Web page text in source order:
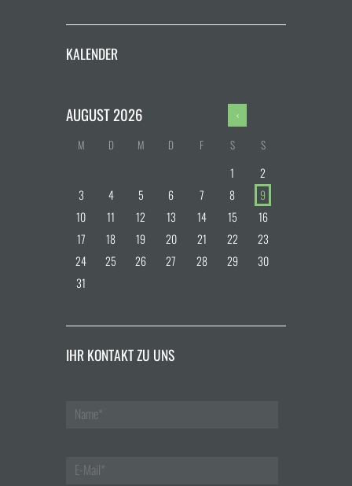
KALENDER
AUGUST2026
M D M D F S S
1
2
3
4 5 6 7 8
9
10
11 12 13 14 15
16
17
18 19 20 21 22
23
24
25 26 27 28 29
30
31
IHR KONTAKT ZU UNS